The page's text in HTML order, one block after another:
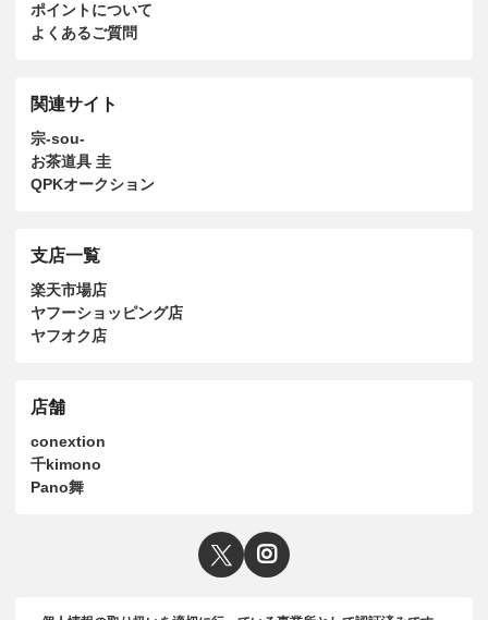
ポイントについて
よくあるご質問
関連サイト
宗-sou-
お茶道具 圭
QPKオークション
支店一覧
楽天市場店
ヤフーショッピング店
ヤフオク店
店舗
conextion
千kimono
Pano舞